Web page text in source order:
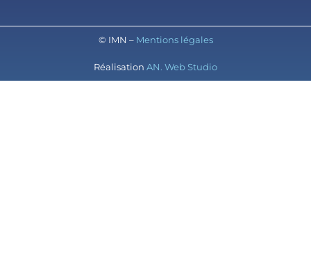
© IMN – Mentions légales
Réalisation AN. Web Studio